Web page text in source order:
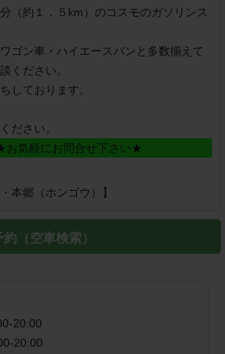
（約１．５km）のコスモのガソリンス
ゴン車・ハイエースバンと多数揃えて
ください。
しております。
お問合せ下さい★
（空車検索）
-20:00
20:00